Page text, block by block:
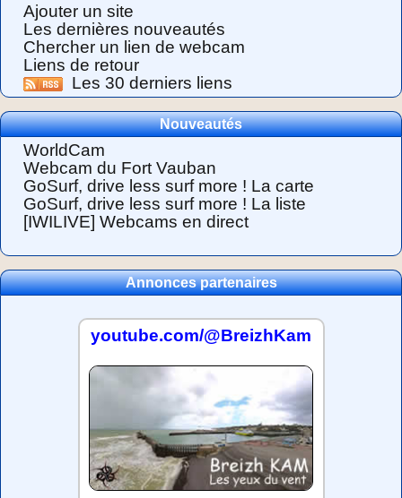
Ajouter un site
Les dernières nouveautés
Chercher un lien de webcam
Liens de retour
Les 30 derniers liens
Nouveautés
WorldCam
Webcam du Fort Vauban
GoSurf, drive less surf more ! La carte
GoSurf, drive less surf more ! La liste
[IWILIVE] Webcams en direct
Annonces partenaires
youtube.com/@BreizhKam